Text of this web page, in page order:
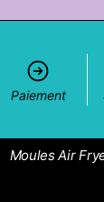
Paiement
Moules Air